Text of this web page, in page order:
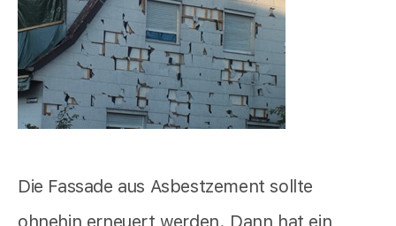
Die Fassade aus Asbestzement sollte